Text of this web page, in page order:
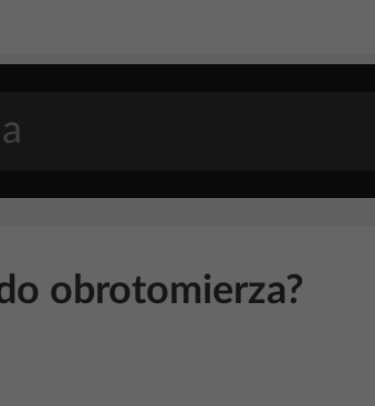
obrotomierza?